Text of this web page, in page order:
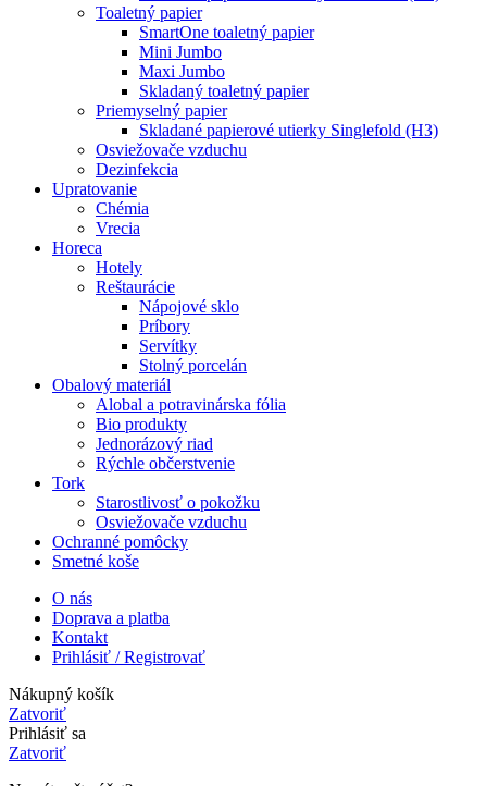
Toaletný papier
SmartOne toaletný papier
Mini Jumbo
Maxi Jumbo
Skladaný toaletný papier
Priemyselný papier
Skladané papierové utierky Singlefold (H3)
Osviežovače vzduchu
Dezinfekcia
Upratovanie
Chémia
Vrecia
Horeca
Hotely
Reštaurácie
Nápojové sklo
Príbory
Servítky
Stolný porcelán
Obalový materiál
Alobal a potravinárska fólia
Bio produkty
Jednorázový riad
Rýchle občerstvenie
Tork
Starostlivosť o pokožku
Osviežovače vzduchu
Ochranné pomôcky
Smetné koše
O nás
Doprava a platba
Kontakt
Prihlásiť / Registrovať
Nákupný košík
Zatvoriť
Prihlásiť sa
Zatvoriť